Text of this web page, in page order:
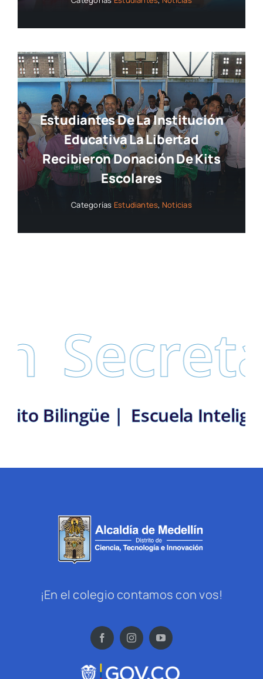
Estudiantes De La Institución
Educativa La Libertad
Recibieron Donación De Kits
Escolares
Categorías Estudiantes, Noticias
Escuela
Distrito Bilingüe |
¡En el colegio contamos con vos!